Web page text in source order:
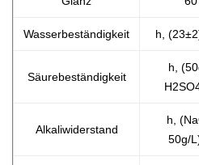
Wasserbeständigkeit h,
Säurebeständigkeit
h,
Alkaliwiderstand
h,
50g/